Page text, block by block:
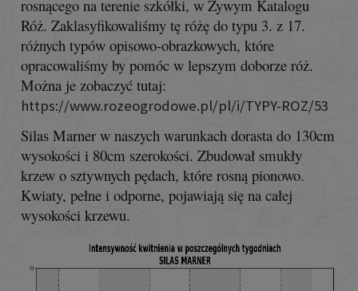
rosnącego na terenie szkółki, w Żywym Katalogu
Róż. Zaklasyfikowaliśmy tę różę do typu 3. z 17.
różnych typów opisowo-obrazkowych, które
opracowaliśmy by pomóc w lepszym doborze róż.
Można je zobaczyć tutaj:
https://www.rozeogrodowe.pl/pl/i/TYPY-ROZ/53
Silas Marner w naszych warunkach dorasta do 130cm
wysokości i 80cm szerokości. Zbudował smukły
krzew o sztywnych pędach, które rosną pionowo.
Kwiaty, pełne i odporne, pojawiają się na całej
wysokości krzewu.